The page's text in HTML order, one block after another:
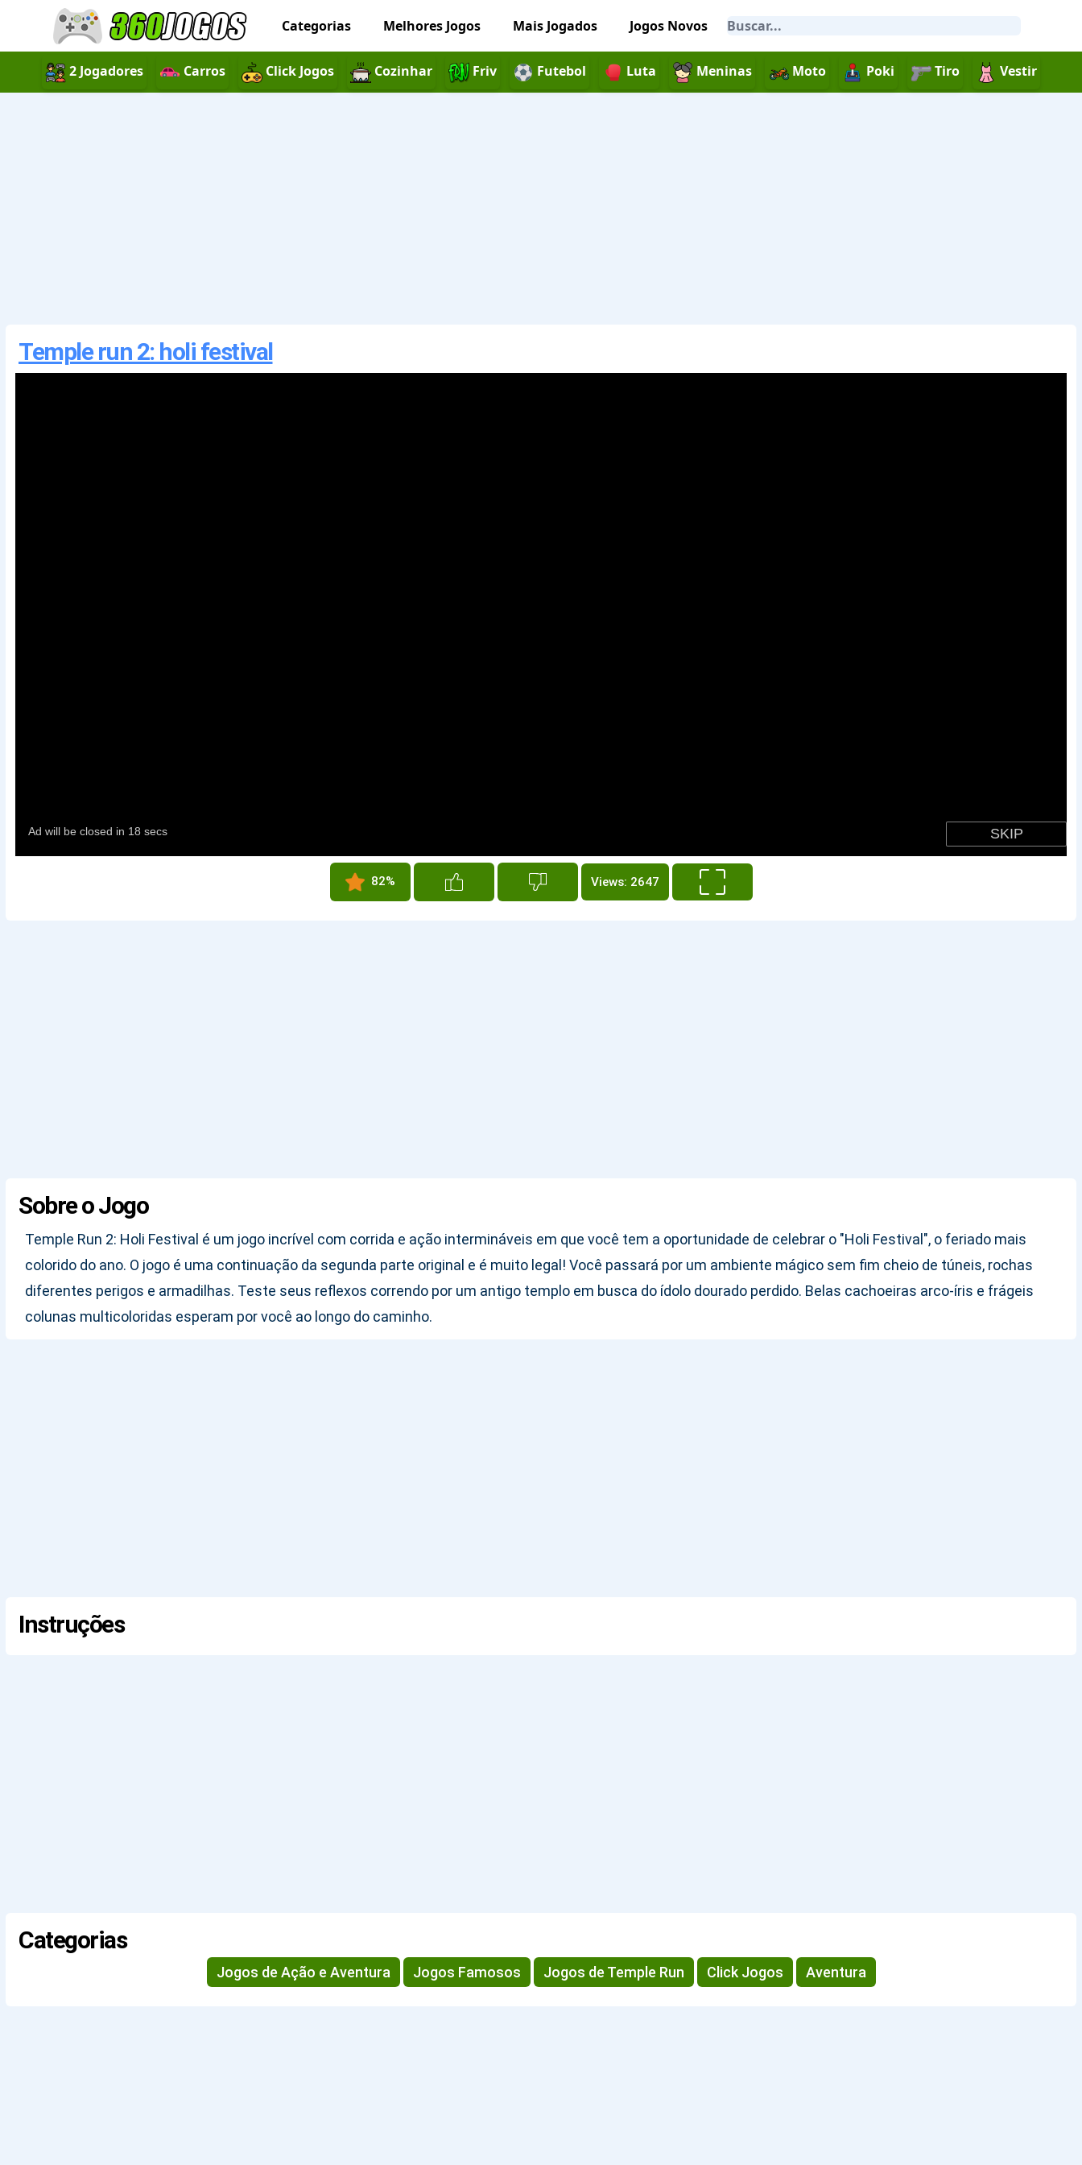
Categorias Melhores Jogos Mais Jogados Jogos Novos
2 Jogadores Carros Click Jogos Cozinhar Friv Futebol Luta Meninas Moto Poki Tiro Vestir
Temple run 2: holi festival
82% Views: 2647
Sobre o Jogo
Temple Run 2: Holi Festival é um jogo incrível com corrida e ação intermináveis em que você tem a oportunidade de celebrar o "Holi Festival", o feriado mais
colorido do ano. O jogo é uma continuação da segunda parte original e é muito legal! Você passará por um ambiente mágico sem fim cheio de túneis, rochas
diferentes perigos e armadilhas. Teste seus reflexos correndo por um antigo templo em busca do ídolo dourado perdido. Belas cachoeiras arco-íris e frágeis
colunas multicoloridas esperam por você ao longo do caminho.
Instruções
Categorias
Jogos de Ação e Aventura Jogos Famosos Jogos de Temple Run Click Jogos Aventura